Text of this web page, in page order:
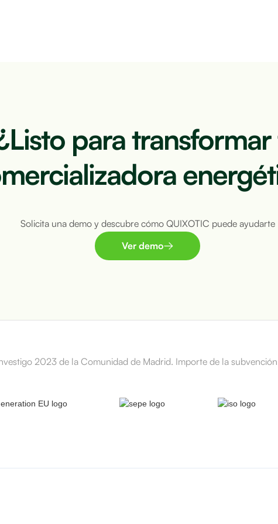
para transformar
Solicita una demo y descubre cómo QUIXOTIC puede ayudarte
Ver demo
2023 de la Comunidad de Madrid. Importe de la